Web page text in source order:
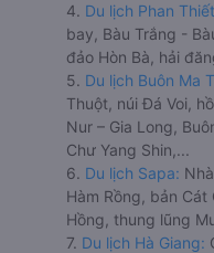
4. Du lịch Phan
bay, Bàu Trắng -
đảo Hòn Bà, hải
5. Du lịch Buôn Ma
Thuột, núi Đá Voi,
Nur – Gia Long,
Chư Yang Shin,...
6. Du lịch Sapa:
Hàm Rồng, bản
Hồng, thung lũng
7. Du lịch Hà Giang: